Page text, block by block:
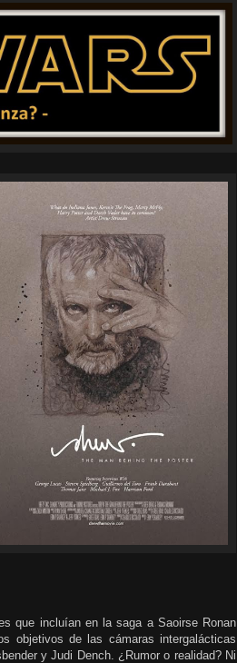
que incluían en la saga a Saoirse Ronan
objetivos de las cámaras intergalácticas
y Judi Dench. ¿Rumor o realidad? Ni